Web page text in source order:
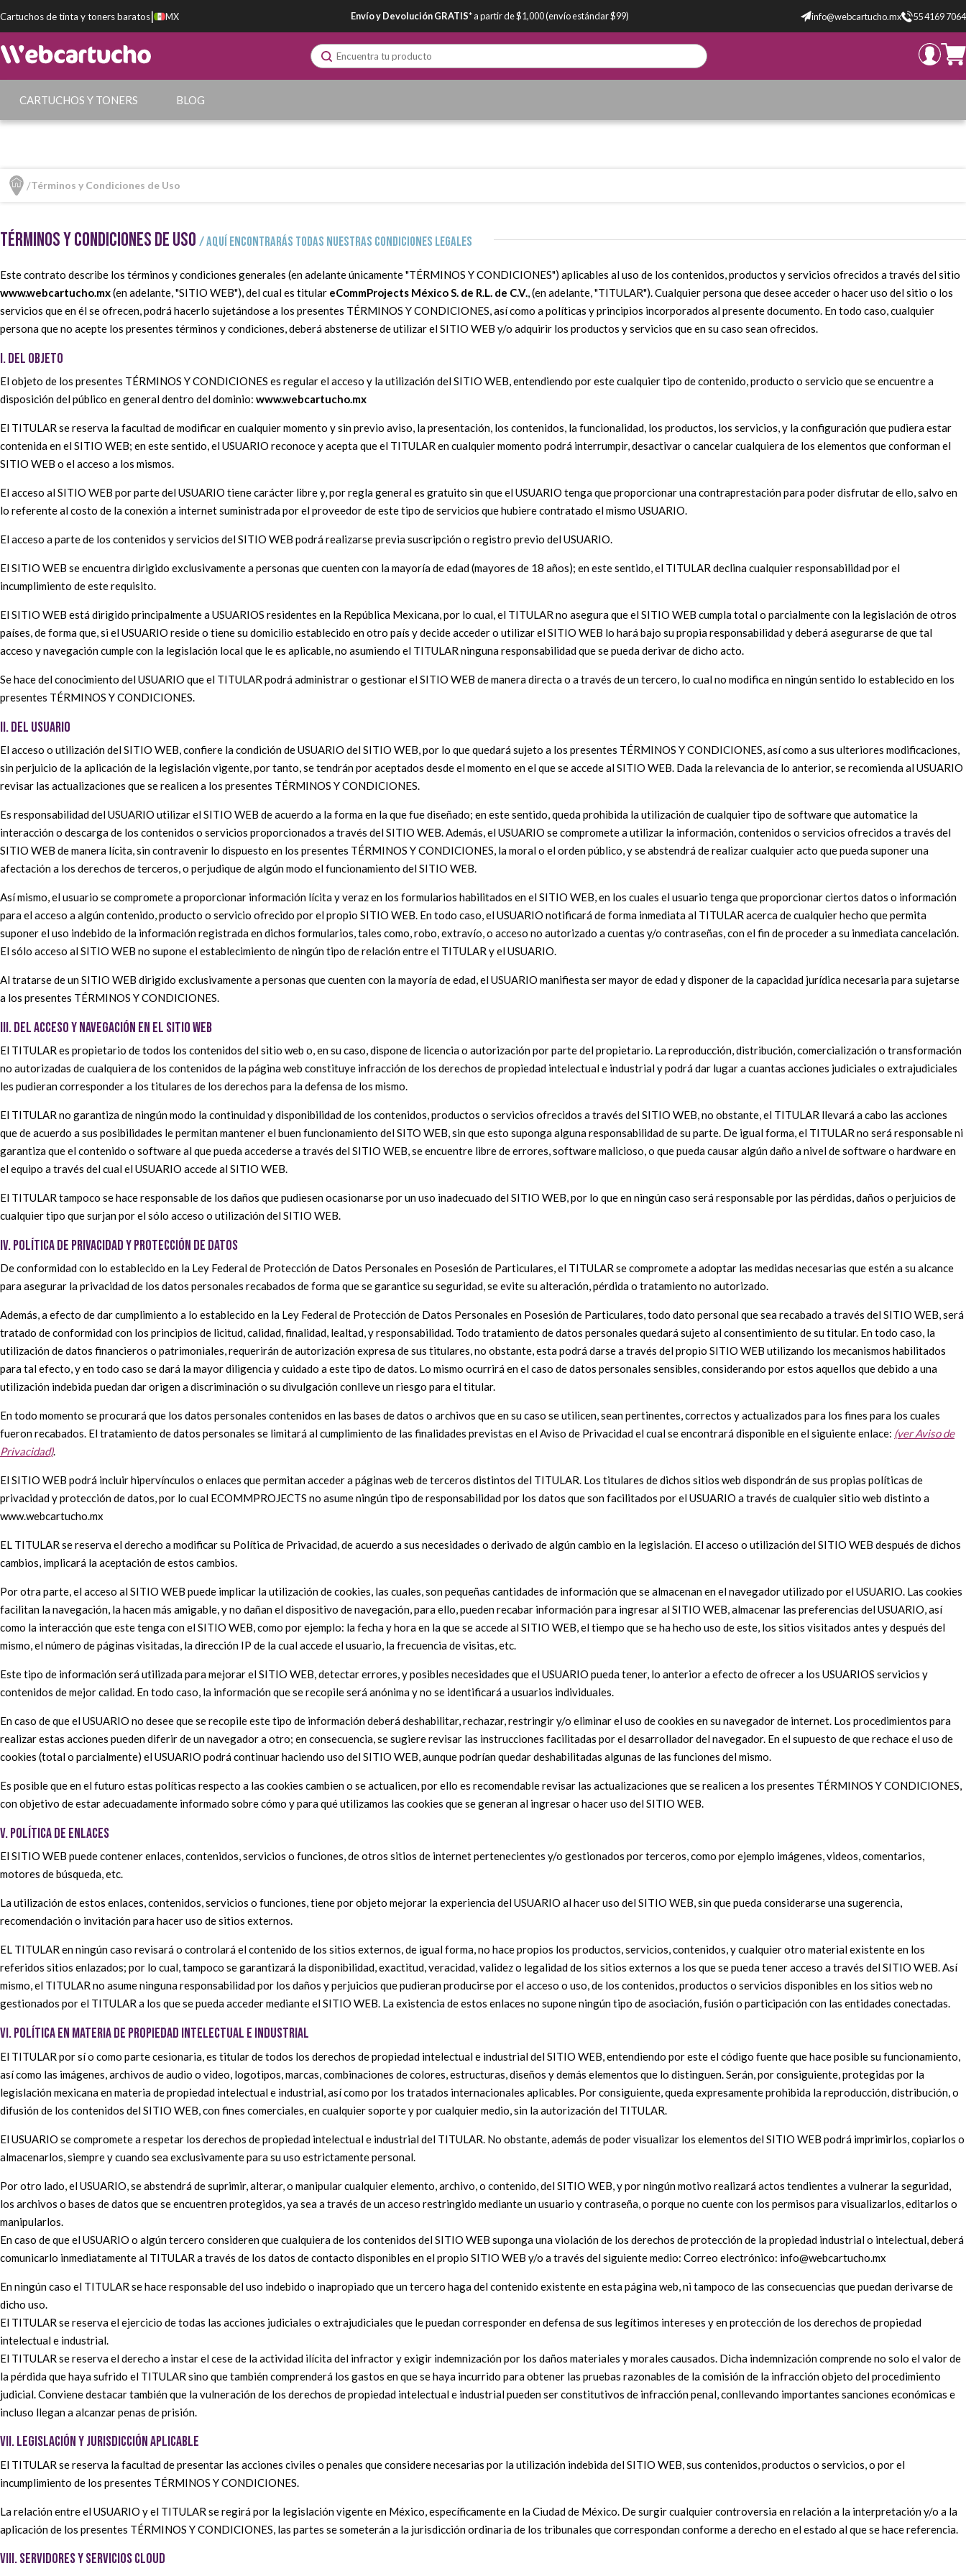
Cartuchos de tinta y toners baratos| MX Envío y Devolución GRATIS*a partir de $1,000 (envío estándar $99) info@webcartucho.mx 55 4169 7064
CARTUCHOS Y TONERS BLOG
Términos y Condiciones de Uso
TÉRMINOS Y CONDICIONES DE USO / Aquí encontrarás todas nuestras condiciones legales
Este contrato describe los términos y condiciones generales (en adelante únicamente "TÉRMINOS Y CONDICIONES") aplicables al uso de los contenidos, productos y servicios ofrecidos a través del sitio
www.webcartucho.mx(en adelante, "SITIO WEB"), del cual es titular eCommProjects México S. de R.L. de C.V., (en adelante, "TITULAR"). Cualquier persona que desee acceder o hacer uso del sitio o los
servicios que en él se ofrecen, podrá hacerlo sujetándose a los presentes TÉRMINOS Y CONDICIONES, así como a políticas y principios incorporados al presente documento. En todo caso, cualquier
persona que no acepte los presentes términos y condiciones, deberá abstenerse de utilizar el SITIO WEB y/o adquirir los productos y servicios que en su caso sean ofrecidos.
I. DEL OBJETO
El objeto de los presentes TÉRMINOS Y CONDICIONES es regular el acceso y la utilización del SITIO WEB, entendiendo por este cualquier tipo de contenido, producto o servicio que se encuentre a
disposición del público en general dentro del dominio: www.webcartucho.mx
El TITULAR se reserva la facultad de modificar en cualquier momento y sin previo aviso, la presentación, los contenidos, la funcionalidad, los productos, los servicios, y la configuración que pudiera estar
contenida en el SITIO WEB; en este sentido, el USUARIO reconoce y acepta que el TITULAR en cualquier momento podrá interrumpir, desactivar o cancelar cualquiera de los elementos que conforman el
SITIO WEB o el acceso a los mismos.
El acceso al SITIO WEB por parte del USUARIO tiene carácter libre y, por regla general es gratuito sin que el USUARIO tenga que proporcionar una contraprestación para poder disfrutar de ello, salvo en
lo referente al costo de la conexión a internet suministrada por el proveedor de este tipo de servicios que hubiere contratado el mismo USUARIO.
El acceso a parte de los contenidos y servicios del SITIO WEB podrá realizarse previa suscripción o registro previo del USUARIO.
El SITIO WEB se encuentra dirigido exclusivamente a personas que cuenten con la mayoría de edad (mayores de 18 años); en este sentido, el TITULAR declina cualquier responsabilidad por el
incumplimiento de este requisito.
El SITIO WEB está dirigido principalmente a USUARIOS residentes en la República Mexicana, por lo cual, el TITULAR no asegura que el SITIO WEB cumpla total o parcialmente con la legislación de otros
países, de forma que, si el USUARIO reside o tiene su domicilio establecido en otro país y decide acceder o utilizar el SITIO WEB lo hará bajo su propia responsabilidad y deberá asegurarse de que tal
acceso y navegación cumple con la legislación local que le es aplicable, no asumiendo el TITULAR ninguna responsabilidad que se pueda derivar de dicho acto.
Se hace del conocimiento del USUARIO que el TITULAR podrá administrar o gestionar el SITIO WEB de manera directa o a través de un tercero, lo cual no modifica en ningún sentido lo establecido en los
presentes TÉRMINOS Y CONDICIONES.
II. DEL USUARIO
El acceso o utilización del SITIO WEB, confiere la condición de USUARIO del SITIO WEB, por lo que quedará sujeto a los presentes TÉRMINOS Y CONDICIONES, así como a sus ulteriores modificaciones,
sin perjuicio de la aplicación de la legislación vigente, por tanto, se tendrán por aceptados desde el momento en el que se accede al SITIO WEB. Dada la relevancia de lo anterior, se recomienda al USUARIO
revisar las actualizaciones que se realicen a los presentes TÉRMINOS Y CONDICIONES.
Es responsabilidad del USUARIO utilizar el SITIO WEB de acuerdo a la forma en la que fue diseñado; en este sentido, queda prohibida la utilización de cualquier tipo de software que automatice la
interacción o descarga de los contenidos o servicios proporcionados a través del SITIO WEB. Además, el USUARIO se compromete a utilizar la información, contenidos o servicios ofrecidos a través del
SITIO WEB de manera lícita, sin contravenir lo dispuesto en los presentes TÉRMINOS Y CONDICIONES, la moral o el orden público, y se abstendrá de realizar cualquier acto que pueda suponer una
afectación a los derechos de terceros, o perjudique de algún modo el funcionamiento del SITIO WEB.
Así mismo, el usuario se compromete a proporcionar información lícita y veraz en los formularios habilitados en el SITIO WEB, en los cuales el usuario tenga que proporcionar ciertos datos o información
para el acceso a algún contenido, producto o servicio ofrecido por el propio SITIO WEB. En todo caso, el USUARIO notificará de forma inmediata al TITULAR acerca de cualquier hecho que permita
suponer el uso indebido de la información registrada en dichos formularios, tales como, robo, extravío, o acceso no autorizado a cuentas y/o contraseñas, con el fin de proceder a su inmediata cancelación.
El sólo acceso al SITIO WEB no supone el establecimiento de ningún tipo de relación entre el TITULAR y el USUARIO.
Al tratarse de un SITIO WEB dirigido exclusivamente a personas que cuenten con la mayoría de edad, el USUARIO manifiesta ser mayor de edad y disponer de la capacidad jurídica necesaria para sujetarse
a los presentes TÉRMINOS Y CONDICIONES.
III. DEL ACCESO Y NAVEGACIÓN EN EL SITIO WEB
El TITULAR es propietario de todos los contenidos del sitio web o, en su caso, dispone de licencia o autorización por parte del propietario. La reproducción, distribución, comercialización o transformación
no autorizadas de cualquiera de los contenidos de la página web constituye infracción de los derechos de propiedad intelectual e industrial y podrá dar lugar a cuantas acciones judiciales o extrajudiciales
les pudieran corresponder a los titulares de los derechos para la defensa de los mismo.
El TITULAR no garantiza de ningún modo la continuidad y disponibilidad de los contenidos, productos o servicios ofrecidos a través del SITIO WEB, no obstante, el TITULAR llevará a cabo las acciones
que de acuerdo a sus posibilidades le permitan mantener el buen funcionamiento del SITO WEB, sin que esto suponga alguna responsabilidad de su parte. De igual forma, el TITULAR no será responsable ni
garantiza que el contenido o software al que pueda accederse a través del SITIO WEB, se encuentre libre de errores, software malicioso, o que pueda causar algún daño a nivel de software o hardware en
el equipo a través del cual el USUARIO accede al SITIO WEB.
El TITULAR tampoco se hace responsable de los daños que pudiesen ocasionarse por un uso inadecuado del SITIO WEB, por lo que en ningún caso será responsable por las pérdidas, daños o perjuicios de
cualquier tipo que surjan por el sólo acceso o utilización del SITIO WEB.
IV. POLÍTICA DE PRIVACIDAD Y PROTECCIÓN DE DATOS
De conformidad con lo establecido en la Ley Federal de Protección de Datos Personales en Posesión de Particulares, el TITULAR se compromete a adoptar las medidas necesarias que estén a su alcance
para asegurar la privacidad de los datos personales recabados de forma que se garantice su seguridad, se evite su alteración, pérdida o tratamiento no autorizado.
Además, a efecto de dar cumplimiento a lo establecido en la Ley Federal de Protección de Datos Personales en Posesión de Particulares, todo dato personal que sea recabado a través del SITIO WEB, será
tratado de conformidad con los principios de licitud, calidad, finalidad, lealtad, y responsabilidad. Todo tratamiento de datos personales quedará sujeto al consentimiento de su titular. En todo caso, la
utilización de datos financieros o patrimoniales, requerirán de autorización expresa de sus titulares, no obstante, esta podrá darse a través del propio SITIO WEB utilizando los mecanismos habilitados
para tal efecto, y en todo caso se dará la mayor diligencia y cuidado a este tipo de datos. Lo mismo ocurrirá en el caso de datos personales sensibles, considerando por estos aquellos que debido a una
utilización indebida puedan dar origen a discriminación o su divulgación conlleve un riesgo para el titular.
En todo momento se procurará que los datos personales contenidos en las bases de datos o archivos que en su caso se utilicen, sean pertinentes, correctos y actualizados para los fines para los cuales
fueron recabados. El tratamiento de datos personales se limitará al cumplimiento de las finalidades previstas en el Aviso de Privacidad el cual se encontrará disponible en el siguiente enlace: (ver Aviso de
Privacidad).
El SITIO WEB podrá incluir hipervínculos o enlaces que permitan acceder a páginas web de terceros distintos del TITULAR. Los titulares de dichos sitios web dispondrán de sus propias políticas de
privacidad y protección de datos, por lo cual ECOMMPROJECTS no asume ningún tipo de responsabilidad por los datos que son facilitados por el USUARIO a través de cualquier sitio web distinto a
www.webcartucho.mx
EL TITULAR se reserva el derecho a modificar su Política de Privacidad, de acuerdo a sus necesidades o derivado de algún cambio en la legislación. El acceso o utilización del SITIO WEB después de dichos
cambios, implicará la aceptación de estos cambios.
Por otra parte, el acceso al SITIO WEB puede implicar la utilización de cookies, las cuales, son pequeñas cantidades de información que se almacenan en el navegador utilizado por el USUARIO. Las cookies
facilitan la navegación, la hacen más amigable, y no dañan el dispositivo de navegación, para ello, pueden recabar información para ingresar al SITIO WEB, almacenar las preferencias del USUARIO, así
como la interacción que este tenga con el SITIO WEB, como por ejemplo: la fecha y hora en la que se accede al SITIO WEB, el tiempo que se ha hecho uso de este, los sitios visitados antes y después del
mismo, el número de páginas visitadas, la dirección IP de la cual accede el usuario, la frecuencia de visitas, etc.
Este tipo de información será utilizada para mejorar el SITIO WEB, detectar errores, y posibles necesidades que el USUARIO pueda tener, lo anterior a efecto de ofrecer a los USUARIOS servicios y
contenidos de mejor calidad. En todo caso, la información que se recopile será anónima y no se identificará a usuarios individuales.
En caso de que el USUARIO no desee que se recopile este tipo de información deberá deshabilitar, rechazar, restringir y/o eliminar el uso de cookies en su navegador de internet. Los procedimientos para
realizar estas acciones pueden diferir de un navegador a otro; en consecuencia, se sugiere revisar las instrucciones facilitadas por el desarrollador del navegador. En el supuesto de que rechace el uso de
cookies (total o parcialmente) el USUARIO podrá continuar haciendo uso del SITIO WEB, aunque podrían quedar deshabilitadas algunas de las funciones del mismo.
Es posible que en el futuro estas políticas respecto a las cookies cambien o se actualicen, por ello es recomendable revisar las actualizaciones que se realicen a los presentes TÉRMINOS Y CONDICIONES,
con objetivo de estar adecuadamente informado sobre cómo y para qué utilizamos las cookies que se generan al ingresar o hacer uso del SITIO WEB.
V. POLÍTICA DE ENLACES
El SITIO WEB puede contener enlaces, contenidos, servicios o funciones, de otros sitios de internet pertenecientes y/o gestionados por terceros, como por ejemplo imágenes, videos, comentarios,
motores de búsqueda, etc.
La utilización de estos enlaces, contenidos, servicios o funciones, tiene por objeto mejorar la experiencia del USUARIO al hacer uso del SITIO WEB, sin que pueda considerarse una sugerencia,
recomendación o invitación para hacer uso de sitios externos.
EL TITULAR en ningún caso revisará o controlará el contenido de los sitios externos, de igual forma, no hace propios los productos, servicios, contenidos, y cualquier otro material existente en los
referidos sitios enlazados; por lo cual, tampoco se garantizará la disponibilidad, exactitud, veracidad, validez o legalidad de los sitios externos a los que se pueda tener acceso a través del SITIO WEB. Así
mismo, el TITULAR no asume ninguna responsabilidad por los daños y perjuicios que pudieran producirse por el acceso o uso, de los contenidos, productos o servicios disponibles en los sitios web no
gestionados por el TITULAR a los que se pueda acceder mediante el SITIO WEB. La existencia de estos enlaces no supone ningún tipo de asociación, fusión o participación con las entidades conectadas.
VI. POLÍTICA EN MATERIA DE PROPIEDAD INTELECTUAL E INDUSTRIAL
El TITULAR por sí o como parte cesionaria, es titular de todos los derechos de propiedad intelectual e industrial del SITIO WEB, entendiendo por este el código fuente que hace posible su funcionamiento,
así como las imágenes, archivos de audio o video, logotipos, marcas, combinaciones de colores, estructuras, diseños y demás elementos que lo distinguen. Serán, por consiguiente, protegidas por la
legislación mexicana en materia de propiedad intelectual e industrial, así como por los tratados internacionales aplicables. Por consiguiente, queda expresamente prohibida la reproducción, distribución, o
difusión de los contenidos del SITIO WEB, con fines comerciales, en cualquier soporte y por cualquier medio, sin la autorización del TITULAR.
El USUARIO se compromete a respetar los derechos de propiedad intelectual e industrial del TITULAR. No obstante, además de poder visualizar los elementos del SITIO WEB podrá imprimirlos, copiarlos o
almacenarlos, siempre y cuando sea exclusivamente para su uso estrictamente personal.
Por otro lado, el USUARIO, se abstendrá de suprimir, alterar, o manipular cualquier elemento, archivo, o contenido, del SITIO WEB, y por ningún motivo realizará actos tendientes a vulnerar la seguridad,
los archivos o bases de datos que se encuentren protegidos, ya sea a través de un acceso restringido mediante un usuario y contraseña, o porque no cuente con los permisos para visualizarlos, editarlos o
manipularlos.
En caso de que el USUARIO o algún tercero consideren que cualquiera de los contenidos del SITIO WEB suponga una violación de los derechos de protección de la propiedad industrial o intelectual, deberá
comunicarlo inmediatamente al TITULAR a través de los datos de contacto disponibles en el propio SITIO WEB y/o a través del siguiente medio: Correo electrónico: info@webcartucho.mx
En ningún caso el TITULAR se hace responsable del uso indebido o inapropiado que un tercero haga del contenido existente en esta página web, ni tampoco de las consecuencias que puedan derivarse de
dicho uso.
El TITULAR se reserva el ejercicio de todas las acciones judiciales o extrajudiciales que le puedan corresponder en defensa de sus legítimos intereses y en protección de los derechos de propiedad
intelectual e industrial.
El TITULAR se reserva el derecho a instar el cese de la actividad ilícita del infractor y exigir indemnización por los daños materiales y morales causados. Dicha indemnización comprende no solo el valor de
la pérdida que haya sufrido el TITULAR sino que también comprenderá los gastos en que se haya incurrido para obtener las pruebas razonables de la comisión de la infracción objeto del procedimiento
judicial. Conviene destacar también que la vulneración de los derechos de propiedad intelectual e industrial pueden ser constitutivos de infracción penal, conllevando importantes sanciones económicas e
incluso llegan a alcanzar penas de prisión.
VII. LEGISLACIÓN Y JURISDICCIÓN APLICABLE
El TITULAR se reserva la facultad de presentar las acciones civiles o penales que considere necesarias por la utilización indebida del SITIO WEB, sus contenidos, productos o servicios, o por el
incumplimiento de los presentes TÉRMINOS Y CONDICIONES.
La relación entre el USUARIO y el TITULAR se regirá por la legislación vigente en México, específicamente en la Ciudad de México. De surgir cualquier controversia en relación a la interpretación y/o a la
aplicación de los presentes TÉRMINOS Y CONDICIONES, las partes se someterán a la jurisdicción ordinaria de los tribunales que correspondan conforme a derecho en el estado al que se hace referencia.
VIII. SERVIDORES Y SERVICIOS CLOUD